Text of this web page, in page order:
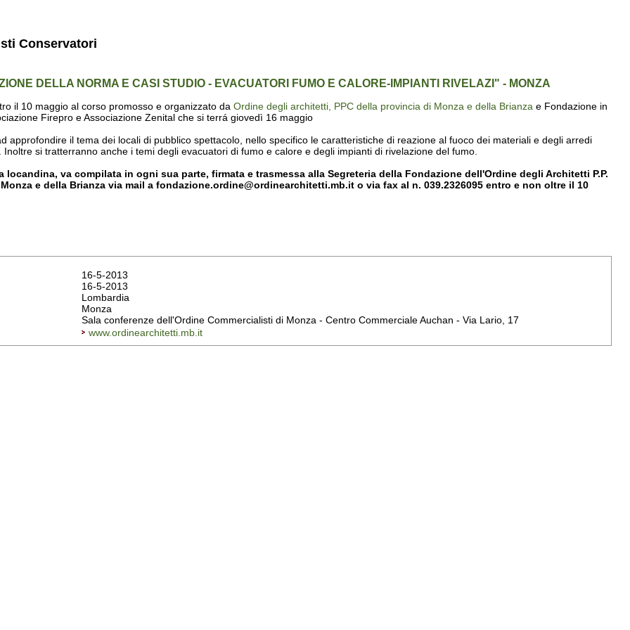
Conservatori
DELLA NORMA E CASI STUDIO - EVACUATORI FUMO E CALORE-IMPIANTI RIVELAZI" - MONZA
il 10 maggio al corso promosso e organizzato da Ordine degli architetti, PPC della provincia di Monza e della Brianza e Fondazione in
Firepro e Associazione Zenital che si terrá giovedì 16 maggio
approfondire il tema dei locali di pubblico spettacolo, nello specifico le caratteristiche di reazione al fuoco dei materiali e degli arredi
Inoltre si tratterranno anche i temi degli evacuatori di fumo e calore e degli impianti di rivelazione del fumo.
locandina, va compilata in ogni sua parte, firmata e trasmessa alla Segreteria della Fondazione dell'Ordine degli Architetti P.P.
e della Brianza via mail a fondazione.ordine@ordinearchitetti.mb.it o via fax al n. 039.2326095 entro e non oltre il 10
16-5-2013
16-5-2013
Lombardia
Monza
Sala conferenze dell'Ordine Commercialisti di Monza - Centro Commerciale Auchan - Via Lario, 17
www.ordinearchitetti.mb.it